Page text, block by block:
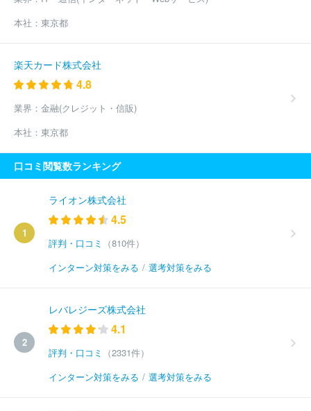
本社： 東京都
楽天カード株式会社
4.8
業界： 金融(クレジット・信販)
本社： 東京都
口コミ閲覧数ランキング
1
ライオン株式会社
4.5
評判・口コミ
（810件）
インターン対策をみる / 選考対策をみる
2
レバレジーズ株式会社
4.1
評判・口コミ
（2331件）
インターン対策をみる / 選考対策をみる